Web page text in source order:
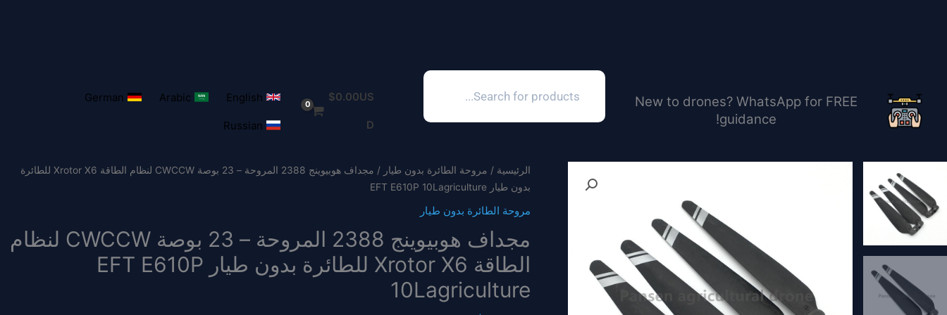
New to drones? WhatsApp for FREE
guidance!
search
$0.00US
D
English
Arabic
German
Russian
الرئيسية / مروحة الطائرة بدون طيار
/ مجداف هوبيوينج 2388 المروحة – 23 بوصة CWCCW لنظام الطاقة Xrotor X6 للطائرة
بدون طيار EFT E610P 10Lagriculture
مروحة الطائرة بدون طيار
مجداف هوبيوينج 2388 المروحة – 23 بوصة CWCCW لنظام
الطاقة Xrotor X6 للطائرة بدون طيار EFT E610P
10Lagriculture